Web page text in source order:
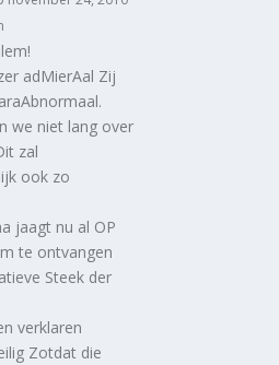
adMierAal Zij
we niet lang over
zal
ook zo
jaagt nu al OP
te ontvangen
Steek der
verklaren
Zotdat die